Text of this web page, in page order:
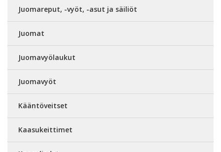
Juomareput, -vyöt, -asut ja säiliöt
Juomat
Juomavyölaukut
Juomavyöt
Kääntöveitset
Kaasukeittimet